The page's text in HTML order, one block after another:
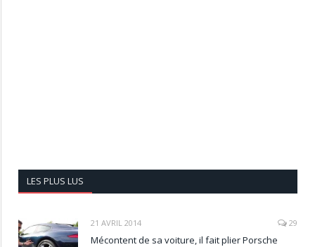
LES PLUS LUS
21 AVRIL 2014 29
Mécontent de sa voiture, il fait plier Porsche